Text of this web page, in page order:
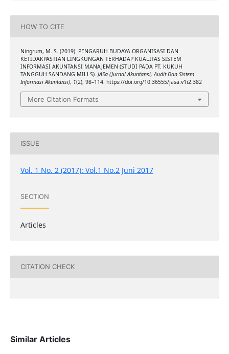
HOW TO CITE
Ningrum, M. S. (2019). PENGARUH BUDAYA ORGANISASI DAN
KETIDAKPASTIAN LINGKUNGAN TERHADAP KUALITAS SISTEM
INFORMASI AKUNTANSI MANAJEMEN (STUDI PADA PT. KUKUH
TANGGUH SANDANG MILLS). JASa (Jurnal Akuntansi, Audit Dan Sistem
Informasi Akuntansi), 1(2), 98–114. https://doi.org/10.36555/jasa.v1i2.382
More Citation Formats
ISSUE
Vol. 1 No. 2 (2017): Vol.1 No.2 Juni 2017
SECTION
Articles
CITATION CHECK
Similar Articles